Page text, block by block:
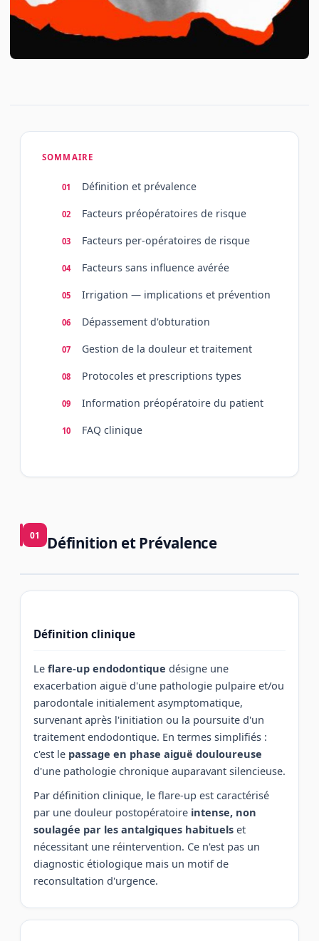
SOMMAIRE
Définition et prévalence
Facteurs préopératoires de risque
Facteurs per-opératoires de risque
Facteurs sans influence avérée
Irrigation — implications et prévention
Dépassement d'obturation
Gestion de la douleur et traitement
Protocoles et prescriptions types
Information préopératoire du patient
FAQ clinique
01 Définition et Prévalence
Définition clinique
Le flare-up endodontique désigne une
exacerbation aiguë d'une pathologie pulpaire et/ou
parodontale initialement asymptomatique,
survenant après l'initiation ou la poursuite d'un
traitement endodontique. En termes simplifiés :
c'est le passage en phase aiguë douloureuse
d'une pathologie chronique auparavant silencieuse.
Par définition clinique, le flare-up est caractérisé
par une douleur postopératoire intense, non
soulagée par les antalgiques habituels et
nécessitant une réintervention. Ce n'est pas un
diagnostic étiologique mais un motif de
reconsultation d'urgence.